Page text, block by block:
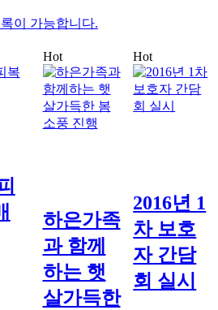
이 가능합니다.
Hot
하은가족
과 함께
하는 햇
살가득한
Hot
2016년 1
차 보호
자 간담
회 실시